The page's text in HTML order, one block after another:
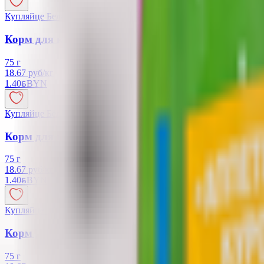
Купляйце Беларускае
Корм для кошек «Whiskas» форель-лосось в желе
75 г
18.67 руб/кг
1.40BYNBYN
Купляйце Беларускае
Корм для кошек «Whiskas» телятина-ягненок-
75 г
18.67 руб/кг
1.40BYNBYN
Купляйце Беларускае
Корм для кошек «Whiskas» рагу телятина-язык
75 г